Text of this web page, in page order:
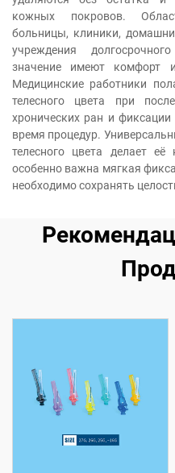
кожных покровов.
больницы, клиники,
учреждения
значение имеют комфорт
Медицинские работники
телесного цвета при
хронических ран и
время процедур.
телесного цвета делает
особенно важна мягкая
необходимо сохранять